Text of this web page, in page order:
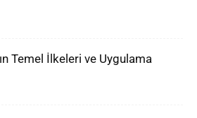
Temel İlkeleri ve Uygulama